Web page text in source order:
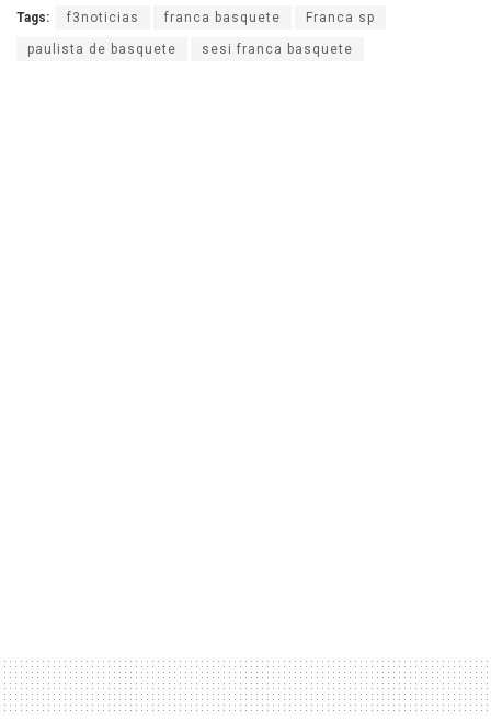
Tags: f3noticias franca basquete Franca sp
paulista de basquete sesi franca basquete